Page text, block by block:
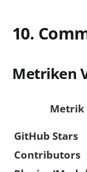
10.
Metriken
Metrik
GitHub Stars
Contributors